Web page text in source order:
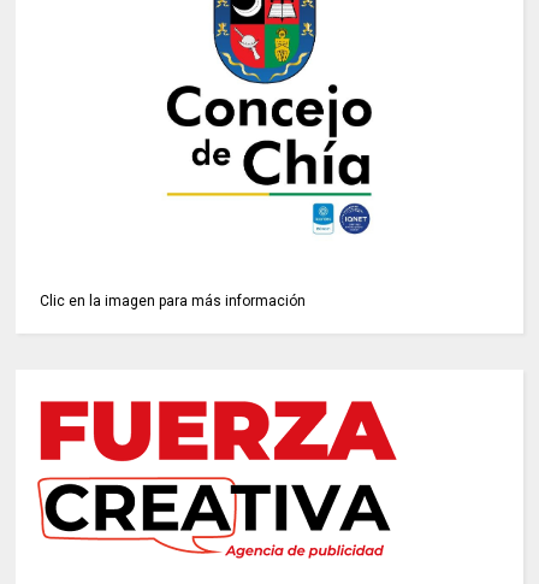
Clic en la imagen para más información